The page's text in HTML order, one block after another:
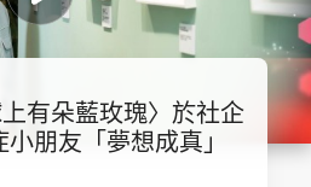
有朵藍玫瑰〉於社企
朋友「夢想成真」